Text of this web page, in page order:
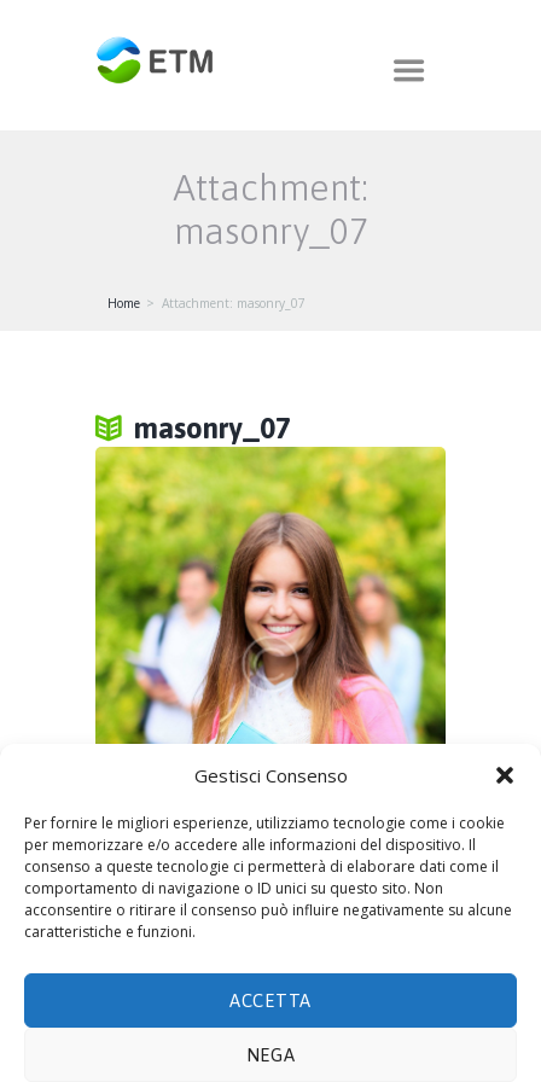
Gestisci Consenso
Per fornire le migliori esperienze, utilizziamo tecnologie come i cookie
per memorizzare e/o accedere alle informazioni del dispositivo. Il
consenso a queste tecnologie ci permetterà di elaborare dati come il
comportamento di navigazione o ID unici su questo sito. Non
acconsentire o ritirare il consenso può influire negativamente su alcune
caratteristiche e funzioni.
ACCETTA
NEGA
Attachment:
masonry_07
Home Attachment: masonry_07
masonry_07
by Eco Admin 13 Maggio 2015 0 0